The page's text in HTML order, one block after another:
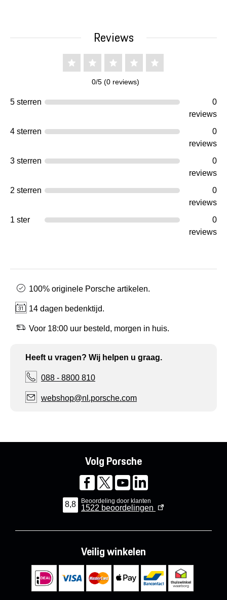
Reviews
0/5 (0 reviews)
5 sterren
0
reviews
4 sterren
0
reviews
3 sterren
0
reviews
2 sterren
0
reviews
1 ster
0
reviews
100% originele Porsche artikelen.
14 dagen bedenktijd.
Voor 18:00 uur besteld, morgen in huis.
Heeft u vragen? Wij helpen u graag.
088 - 8800 810
webshop@nl.porsche.com
Volg Porsche
8,8 Beoordeling door klanten
1522 beoordelingen
Veilig winkelen